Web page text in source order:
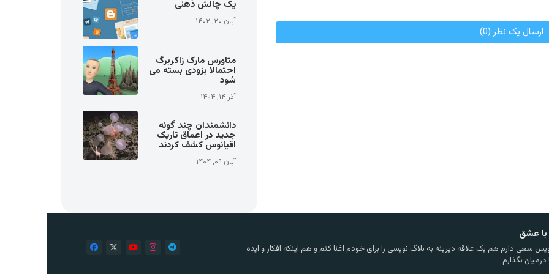
ارسال یک نظر (0)
یک چالش ذهنی
آبان ۲۰, ۱۴۰۲
متاورس مارک زاکربرگ
احتمالا بزودی بسته می
شود
آذر ۱۴, ۱۴۰۴
دانشمندان چند گونه
جدید در اعماق تاریک
اقیانوس کشف کردند
آبان ۰۹, ۱۴۰۴
عشق
سعی دارم هم یک علاقه دیرینه به بلاگ نویسی را برای خودم اغنا کنم و هم اینکه افکار و ایده
بگذارم